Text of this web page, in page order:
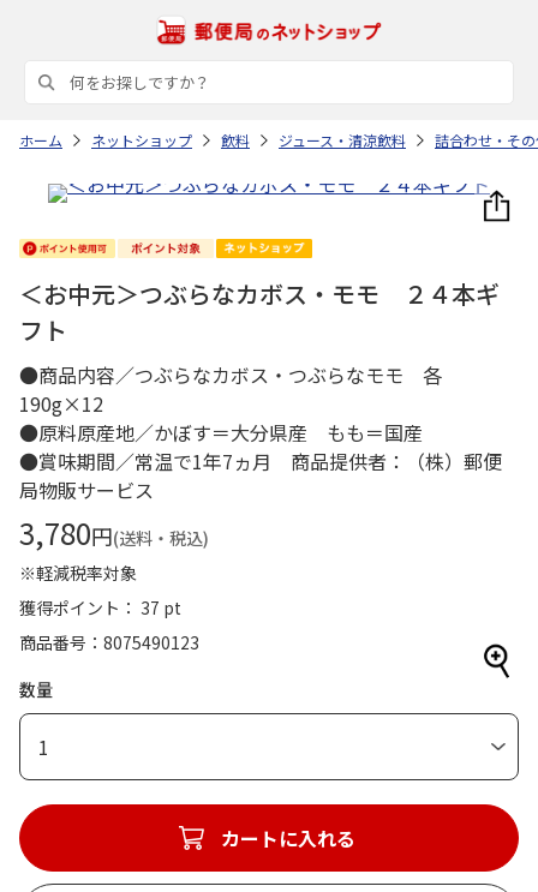
ホーム ネットショップ 飲料 ジュース・清涼飲料 詰合わせ・そ
＜お中元＞つぶらなカボス・モモ ２４本ギ
フト
●商品内容／つぶらなカボス・つぶらなモモ 各
190g×12
●原料原産地／かぼす＝大分県産 もも＝国産
●賞味期間／常温で1年7ヵ月 商品提供者：（株）郵便
局物販サービス
3,780円(送料・税込)
※軽減税率対象
獲得ポイント： 37 pt
商品番号
8075490123
数量
1
カートに入れる